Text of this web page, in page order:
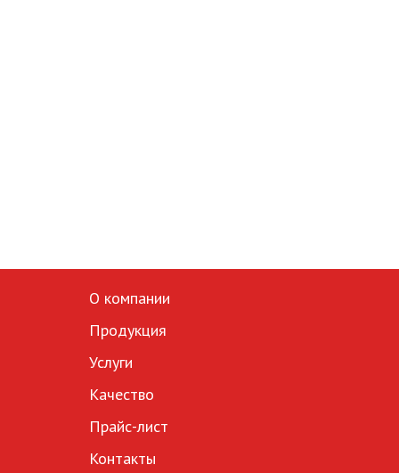
О компании
Продукция
Услуги
Качество
Прайс-лист
Контакты